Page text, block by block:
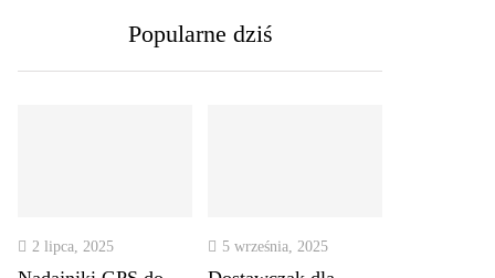
Popularne dziś
2 lipca, 2025 5 września, 2025